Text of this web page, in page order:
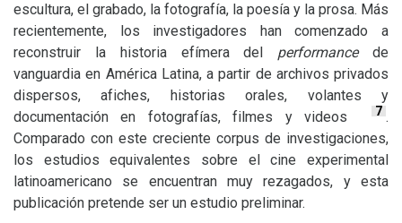
escultura, el grabado, la fotografía, la poesía y la prosa. Más
recientemente, los investigadores han comenzado a
reconstruir la historia efímera del performancede
vanguardia en América Latina, a partir de archivos privados
dispersos, afiches, historias orales, volantes y
documentación en fotografías, filmes y videos
7 .
Comparado con este creciente corpus de investigaciones,
los estudios equivalentes sobre el cine experimental
latinoamericano se encuentran muy rezagados, y esta
publicación pretende ser un estudio preliminar.